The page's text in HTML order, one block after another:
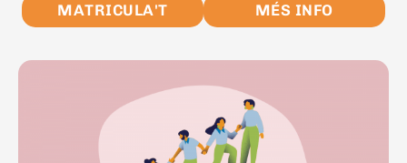
MATRICULA'T MÉS INFO